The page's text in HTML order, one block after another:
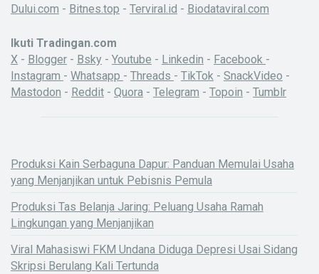
Dului.com - Bitnes.top - Terviral.id - Biodataviral.com
Ikuti Tradingan.com
X - Blogger - Bsky - Youtube - Linkedin - Facebook -
Instagram - Whatsapp - Threads - TikTok - SnackVideo -
Mastodon - Reddit - Quora - Telegram - Topoin - Tumblr
Produksi Kain Serbaguna Dapur: Panduan Memulai Usaha
yang Menjanjikan untuk Pebisnis Pemula
Produksi Tas Belanja Jaring: Peluang Usaha Ramah
Lingkungan yang Menjanjikan
Viral Mahasiswi FKM Undana Diduga Depresi Usai Sidang
Skripsi Berulang Kali Tertunda